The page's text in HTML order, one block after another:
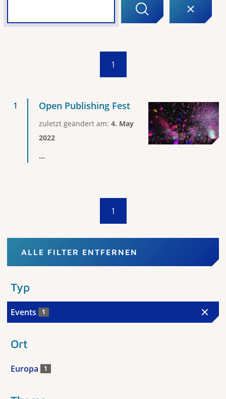
1
Open Publishing Fest
zuletzt geändert am: 4. May
2022
...
1
ALLE FILTER ENTFERNEN
Typ
Events 1
Ort
Europa 1